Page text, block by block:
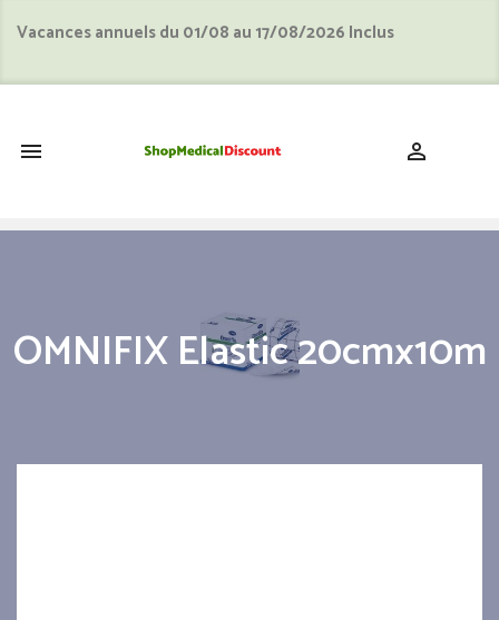
Vacances annuels du 01/08 au 17/08/2026 Inclus
 
OMNIFIX Elastic 20cmx10m